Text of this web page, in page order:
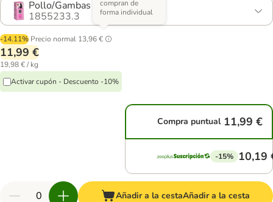
Pollo/Gambas
1855233.3
-14.11% Precio normal 13,96 €
compran de
forma individual
11,99 €
19,98 € / kg
Activar cupón - Descuento -10%
Compra puntual 11,99 €
-15% 10,19
Añadir a la cestaAñadir a la cesta